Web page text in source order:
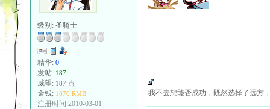
级别: 圣骑士
精华: 0
发帖: 187
威望: 187 点
金钱: 1870 RMB
注册时间:2010-03-01
我不去想能否成功，既然选择了远方